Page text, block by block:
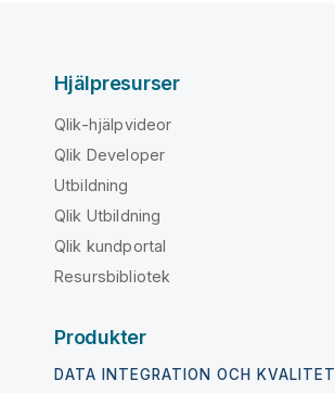
Hjälpresurser
Qlik-hjälpvideor
Qlik Developer
Utbildning
Qlik Utbildning
Qlik kundportal
Resursbibliotek
Produkter
DATA INTEGRATION OCH KVALITET